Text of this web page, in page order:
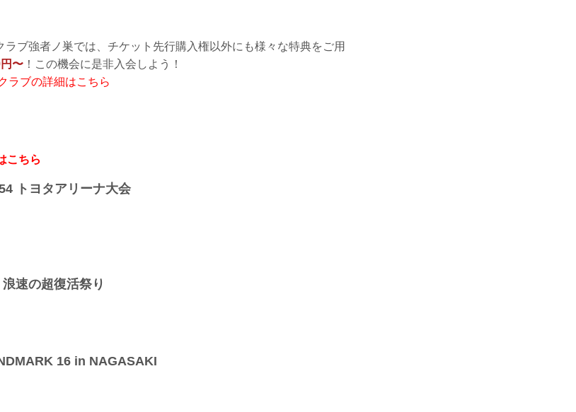
ラブ強者ノ巣では、チケット先行購入権以外にも様々な特典をご用
〜 ！この機会に是非入会しよう！
ラブの詳細はこちら
こちら
トヨタアリーナ大会
速の超復活祭り
16 in NAGASAKI